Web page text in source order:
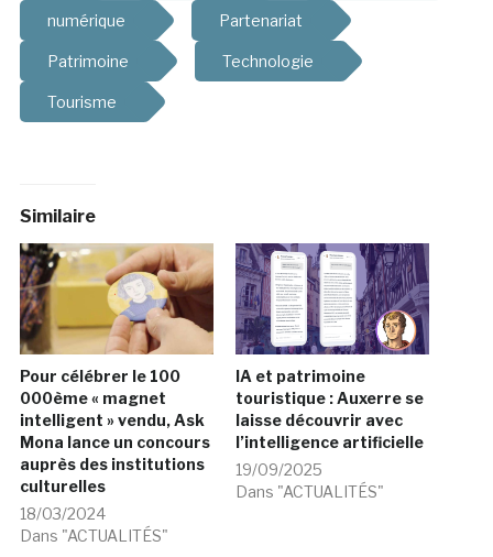
numérique Partenariat
Patrimoine Technologie
Tourisme
Similaire
Pour célébrer le 100
000ème « magnet
intelligent » vendu, Ask
Mona lance un concours
auprès des institutions
culturelles
18/03/2024
Dans "ACTUALITÉS"
IA et patrimoine
touristique : Auxerre se
laisse découvrir avec
l’intelligence artificielle
19/09/2025
Dans "ACTUALITÉS"